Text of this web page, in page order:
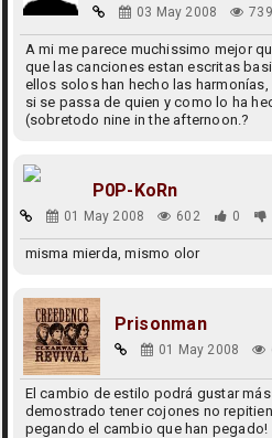
03 May 2008 739
A mi me parece muchissimo mejor
que las canciones estan escritas
ellos solos han hecho las
si se passa de quien y como lo ha
(sobretodo nine in the afternoon.?
P0P-KoRn
01 May 2008 602 0
misma mierda, mismo olor
Prisonman
01 May 2008
El cambio de estilo podrá gustar
demostrado tener cojones no
pegando el cambio que han pegado!